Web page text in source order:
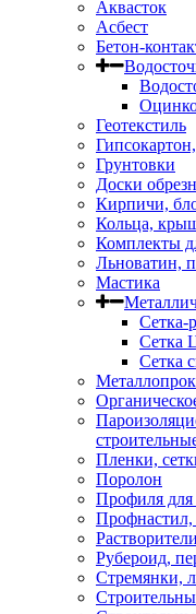
Аквасток
Асбест
Бетон-
Геотекстиль
Грунтовки
Доски
Кирпичи,
Кольца,
Комплекты
Льноватин,
Мастика
Сетка-
Сетка
Сетка
Пленки,
Поролон
Профиля
Профнастил,
Рубероид,
Стремянки,